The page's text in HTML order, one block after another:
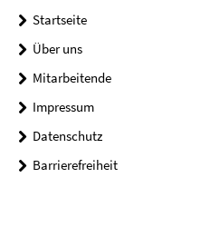
Startseite
Über uns
Mitarbeitende
Impressum
Datenschutz
Barrierefreiheit